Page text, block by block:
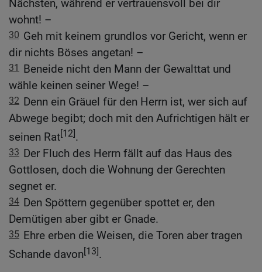
Nächsten, während er vertrauensvoll bei dir
wohnt! –
30 Geh mit keinem grundlos vor Gericht, wenn er
dir nichts Böses angetan! –
31 Beneide nicht den Mann der Gewalttat und
wähle keinen seiner Wege! –
32 Denn ein Gräuel für den Herrn ist, wer sich auf
Abwege begibt; doch mit den Aufrichtigen hält er
seinen Rat[12].
33 Der Fluch des Herrn fällt auf das Haus des
Gottlosen, doch die Wohnung der Gerechten
segnet er.
34 Den Spöttern gegenüber spottet er, den
Demütigen aber gibt er Gnade.
35 Ehre erben die Weisen, die Toren aber tragen
Schande davon[13].